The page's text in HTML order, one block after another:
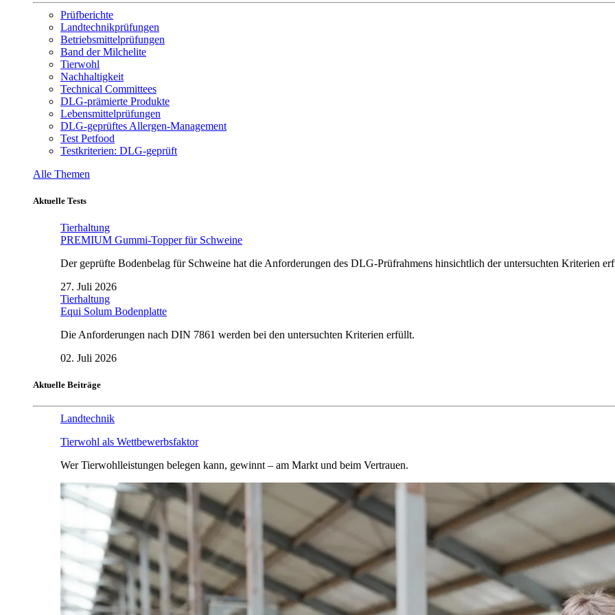
Prüfberichte
Landtechnikprüfungen
Betriebsmittelprüfungen
Band der Milchelite
Tierwohl
Nachhaltigkeit
Technical Committees
DLG-prämierte Produkte
Lebensmittelprüfungen
DLG-geprüftes Allergen-Management
Test Petfood
Testkriterien: DLG-geprüft
Alle Themen
Aktuelle Tests
Tierhaltung
PREMIUM Gummi-Topper für Schweine
Der geprüfte Bodenbelag für Schweine hat die Anforderungen des DLG-Prüfrahmens hinsichtlich der untersuchten Kriterien
27. Juli 2026
Tierhaltung
Equi Solum Bodenplatte
Die Anforderungen nach DIN 7861 werden bei den untersuchten Kriterien erfüllt.
02. Juli 2026
Aktuelle Beiträge
Landtechnik
Tierwohl als Wettbewerbsfaktor
Wer Tierwohlleistungen belegen kann, gewinnt – am Markt und beim Vertrauen.